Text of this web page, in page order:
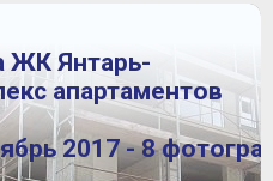
ЖК Янтарь-
апартаментов
2017 - 8